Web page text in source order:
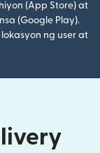
(App Store) at
(Google Play).
ng user at